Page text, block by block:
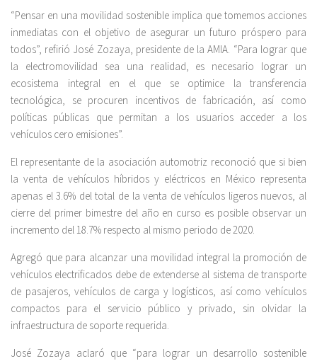
“Pensar en una movilidad sostenible implica que tomemos acciones
inmediatas con el objetivo de asegurar un futuro próspero para
todos”, refirió José Zozaya, presidente de la AMIA. “Para lograr que
la electromovilidad sea una realidad, es necesario lograr un
ecosistema integral en el que se optimice la transferencia
tecnológica, se procuren incentivos de fabricación, así como
políticas públicas que permitan a los usuarios acceder a los
vehículos cero emisiones”.
El representante de la asociación automotriz reconoció que si bien
la venta de vehículos híbridos y eléctricos en México representa
apenas el 3.6% del total de la venta de vehículos ligeros nuevos, al
cierre del primer bimestre del año en curso es posible observar un
incremento del 18.7% respecto al mismo periodo de 2020.
Agregó que para alcanzar una movilidad integral la promoción de
vehículos electrificados debe de extenderse al sistema de transporte
de pasajeros, vehículos de carga y logísticos, así como vehículos
compactos para el servicio público y privado, sin olvidar la
infraestructura de soporte requerida.
José Zozaya aclaró que “para lograr un desarrollo sostenible